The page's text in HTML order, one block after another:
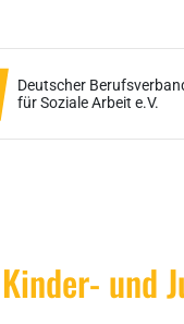
Deutscher
für Soziale Arbeit e.V.
und